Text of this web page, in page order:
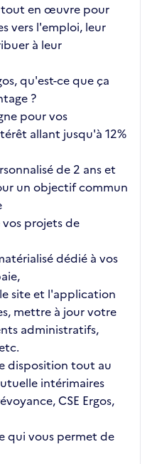
tout en œuvre pour
vers l'emploi, leur
à leur
qu'est-ce que ça
?
pour vos
allant jusqu'à 12%
de 2 ans et
un objectif commun
projets de
dédié à vos
site et l'application
mettre à jour votre
administratifs,
disposition tout au
intérimaires
CSE Ergos,
qui vous permet de